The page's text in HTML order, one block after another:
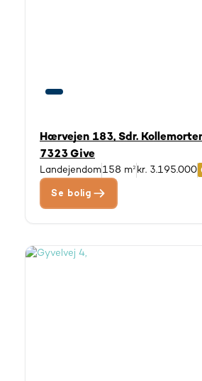
Hærvejen 183, Sdr.
7323 Give
Landejendom158 m² kr. 3.195.000
Se bolig